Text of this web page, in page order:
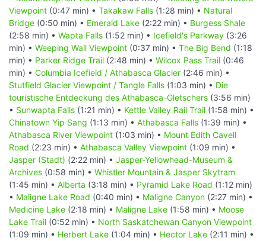
Viewpoint (0:47 min) • Takakaw Falls (1:28 min) • Natural
Bridge (0:50 min) • Emerald Lake (2:22 min) • Burgess Shale
(2:58 min) • Wapta Falls (1:52 min) • Icefield's Parkway (3:26
min) • Weeping Wall Viewpoint (0:37 min) • The Big Bend (1:18
min) • Parker Ridge Trail (2:48 min) • Wilcox Pass Trail (0:46
min) • Columbia Icefield / Athabasca Glacier (2:46 min) •
Stutfield Glacier Viewpoint / Tangle Falls (1:03 min) • Die
touristische Entdeckung des Athabasca-Gletschers (3:56 min)
• Sunwapta Falls (1:21 min) • Kettle Valley Rail Trail (1:58 min) •
Chinatown Yip Sang (1:13 min) • Athabasca Falls (1:39 min) •
Athabasca River Viewpoint (1:03 min) • Mount Edith Cavell
Road (2:23 min) • Athabasca Valley Viewpoint (1:09 min) •
Jasper (Stadt) (2:22 min) • Jasper-Yellowhead-Museum &
Archives (0:58 min) • Whistler Mountain & Jasper Skytram
(1:45 min) • Alberta (3:18 min) • Pyramid Lake Road (1:12 min)
• Maligne Lake Road (0:40 min) • Maligne Canyon (2:27 min) •
Medicine Lake (2:18 min) • Maligne Lake (1:58 min) • Moose
Lake Trail (0:52 min) • North Saskatchewan Canyon Viewpoint
(1:09 min) • Herbert Lake (1:04 min) • Hector Lake (2:11 min) •